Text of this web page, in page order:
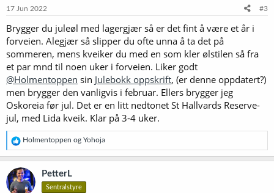
17 Jun 2022 #3
Brygger du juleøl med lagergjær så er det fint å være et år i
forveien. Alegjær så slipper du ofte unna å ta det på
sommeren, mens kveiker du med en som kler ølstilen så fra
et par mnd til noen uker i forveien. Liker godt
@Holmentoppen sin Julebokk oppskrift, (er denne oppdatert?)
men brygger den vanligvis i februar. Ellers brygger jeg
Oskoreia før jul. Det er en litt nedtonet St Hallvards Reserve-
jul, med Lida kveik. Klar på 3-4 uker.
R
e
a
k
s
j
Holmentoppen og Yohoja
PetterL
Sentralstyre